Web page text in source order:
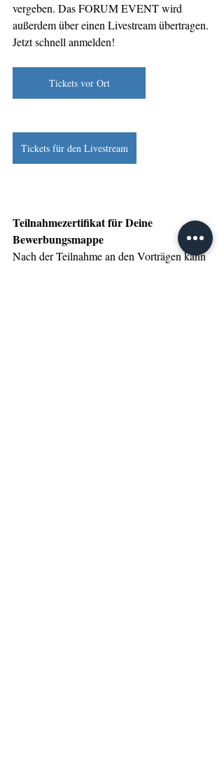
vergeben. Das FORUM EVENT wird
außerdem über einen Livestream übertragen.
Jetzt schnell anmelden!
Tickets vor Ort
Tickets für den Livestream
Teilnahmezertifikat für Deine
Bewerbungsmappe
Nach der Teilnahme an den Vorträgen kann